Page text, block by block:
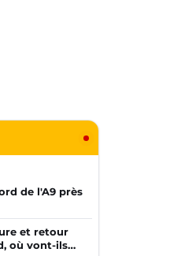
de l'A9 près
et retour
où vont-ils